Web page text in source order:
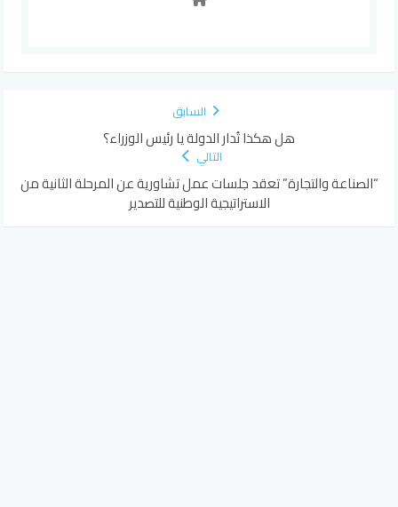
السابق
هل هكذا تُدار الدولة يا رئيس الوزراء؟
التالي
“الصناعة والتجارة” تعقد جلسات عمل تشاورية عن المرحلة الثانية من
الاستراتيجية الوطنية للتصدير